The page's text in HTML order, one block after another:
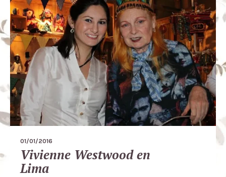
01/01/2016
Vivienne Westwood en
Lima